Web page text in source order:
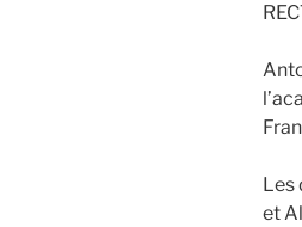
Les
et